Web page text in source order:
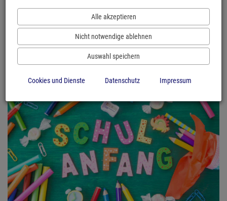
Alle akzeptieren
Nicht notwendige ablehnen
Auswahl speichern
Cookies und Dienste Datenschutz Impressum
tolino flip
Per Knopfdruck umblättern - ideal für Urlaub, Strand, Balkon und entspannte
Zum tolino flip